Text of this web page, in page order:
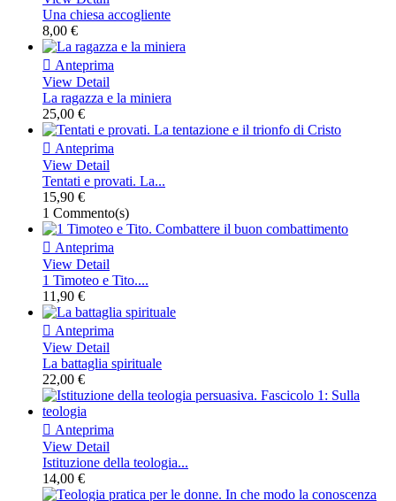
Una chiesa accogliente
8,00 €
 Anteprima
View Detail
La ragazza e la miniera
25,00 €
 Anteprima
View Detail
Tentati e provati. La...
15,90 €
1 Commento(s)
 Anteprima
View Detail
1 Timoteo e Tito....
11,90 €
 Anteprima
View Detail
La battaglia spirituale
22,00 €
 Anteprima
View Detail
Istituzione della teologia...
14,00 €